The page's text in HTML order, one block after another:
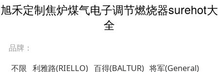
旭禾定制焦炉煤气电子调节燃烧器surehot大
全
品牌：
不限 利雅路(RIELLO) 百得(BALTUR) 将军(General)